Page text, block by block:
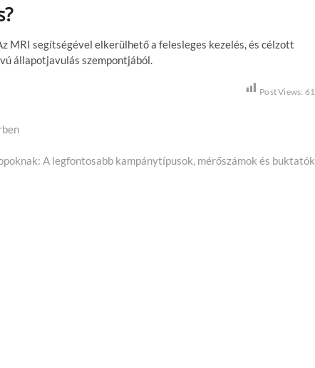
MRI segítségével elkerülhető a felesleges kezelés, és célzott
állapotjavulás szempontjából.
Post Views: 61
A legfontosabb kampánytípusok, mérőszámok és buktatók